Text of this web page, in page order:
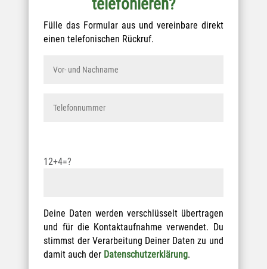
telefonieren?
Fülle das Formular aus und vereinbare direkt
einen telefonischen Rückruf.
12+4=?
Deine Daten werden verschlüsselt übertragen
und für die Kontaktaufnahme verwendet. Du
stimmst der Verarbeitung Deiner Daten zu und
damit auch der Datenschutzerklärung.